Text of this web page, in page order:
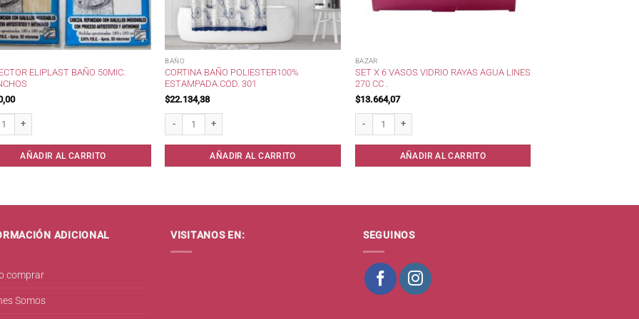
ELIPLAST BAÑO 50MIC.
AÑADIR AL CARRITO
BAÑO
CORTINA BAÑO POLIESTER100%
ESTAMPADA.COD. 301
$22.134,38
AÑADIR AL CARRITO
BAZAR
SET X 6 VASOS VIDRIO RAYAS AGUA LINES
270 CC .
$13.664,07
AÑADIR AL CARRITO
ADICIONAL
comprar
Somos
VISITANOS EN: SEGUINOS